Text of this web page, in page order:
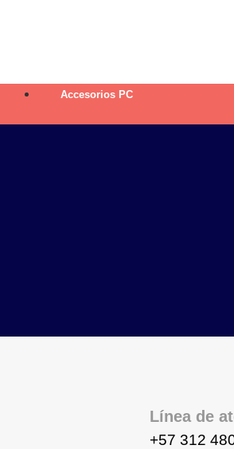
Accesorios PC
Línea de
+57 312